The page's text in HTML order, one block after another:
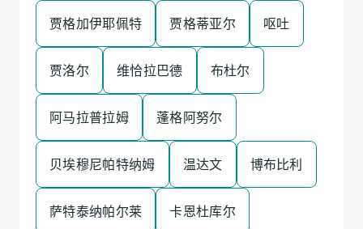
贾格加伊耶佩特 贾格蒂亚尔 呕吐
贾洛尔 维恰拉巴德 布杜尔
阿马拉普拉姆 蓬格阿努尔
贝埃穆尼帕特纳姆 温达文 博布比利
萨特泰纳帕尔莱 卡恩杜库尔